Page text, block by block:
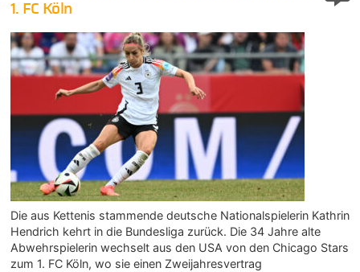
1. FC Köln
Die aus Kettenis stammende deutsche Nationalspielerin Kathrin
Hendrich kehrt in die Bundesliga zurück. Die 34 Jahre alte
Abwehrspielerin wechselt aus den USA von den Chicago Stars
zum 1. FC Köln, wo sie einen Zweijahresvertrag